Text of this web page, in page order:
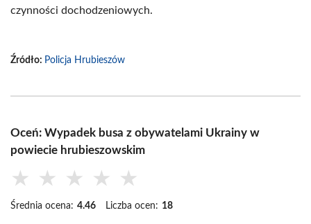
czynności dochodzeniowych.
Źródło: Policja Hrubieszów
Oceń: Wypadek busa z obywatelami Ukrainy w
powiecie hrubieszowskim
★ ★ ★ ★ ★
Średnia ocena: 4.46 Liczba ocen: 18